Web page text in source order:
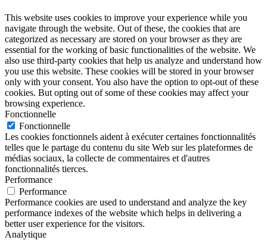
This website uses cookies to improve your experience while you
navigate through the website. Out of these, the cookies that are
categorized as necessary are stored on your browser as they are
essential for the working of basic functionalities of the website. We
also use third-party cookies that help us analyze and understand how
you use this website. These cookies will be stored in your browser
only with your consent. You also have the option to opt-out of these
cookies. But opting out of some of these cookies may affect your
browsing experience.
Fonctionnelle
Fonctionnelle
Les cookies fonctionnels aident à exécuter certaines fonctionnalités
telles que le partage du contenu du site Web sur les plateformes de
médias sociaux, la collecte de commentaires et d'autres
fonctionnalités tierces.
Performance
Performance
Performance cookies are used to understand and analyze the key
performance indexes of the website which helps in delivering a
better user experience for the visitors.
Analytique